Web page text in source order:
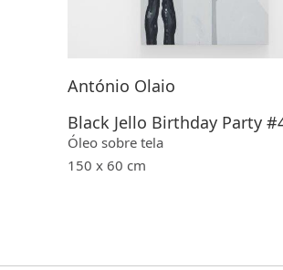
António Olaio
Black Jello Birthday Party
Óleo sobre tela
150 x 60 cm